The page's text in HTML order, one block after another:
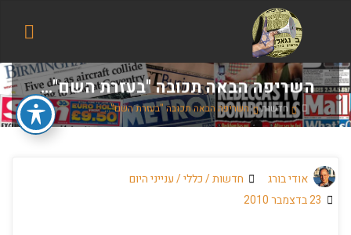
של
אודי
בורג
השריפה הבאה תכובה "בעזרת השם"…
ביתחדשות השריפה הבאה תכובה "בעזרת השם"…
אודי בורג חדשות / כללי / ענייני היום
23 בדצמבר 2010